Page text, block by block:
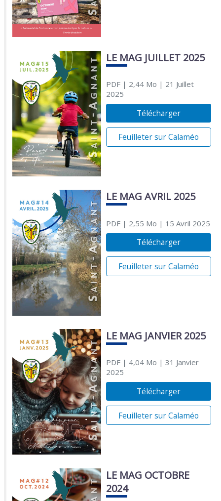
LE MAG JUILLET 2025
PDF| 2,44 Mo | 21 Juillet
2025
Télécharger
Feuilleter sur Calaméo
LE MAG AVRIL 2025
PDF| 2,55 Mo | 15 Avril 2025
Télécharger
Feuilleter sur Calaméo
LE MAG JANVIER 2025
PDF| 4,04 Mo | 31 Janvier
2025
Télécharger
Feuilleter sur Calaméo
LE MAG OCTOBRE
2024